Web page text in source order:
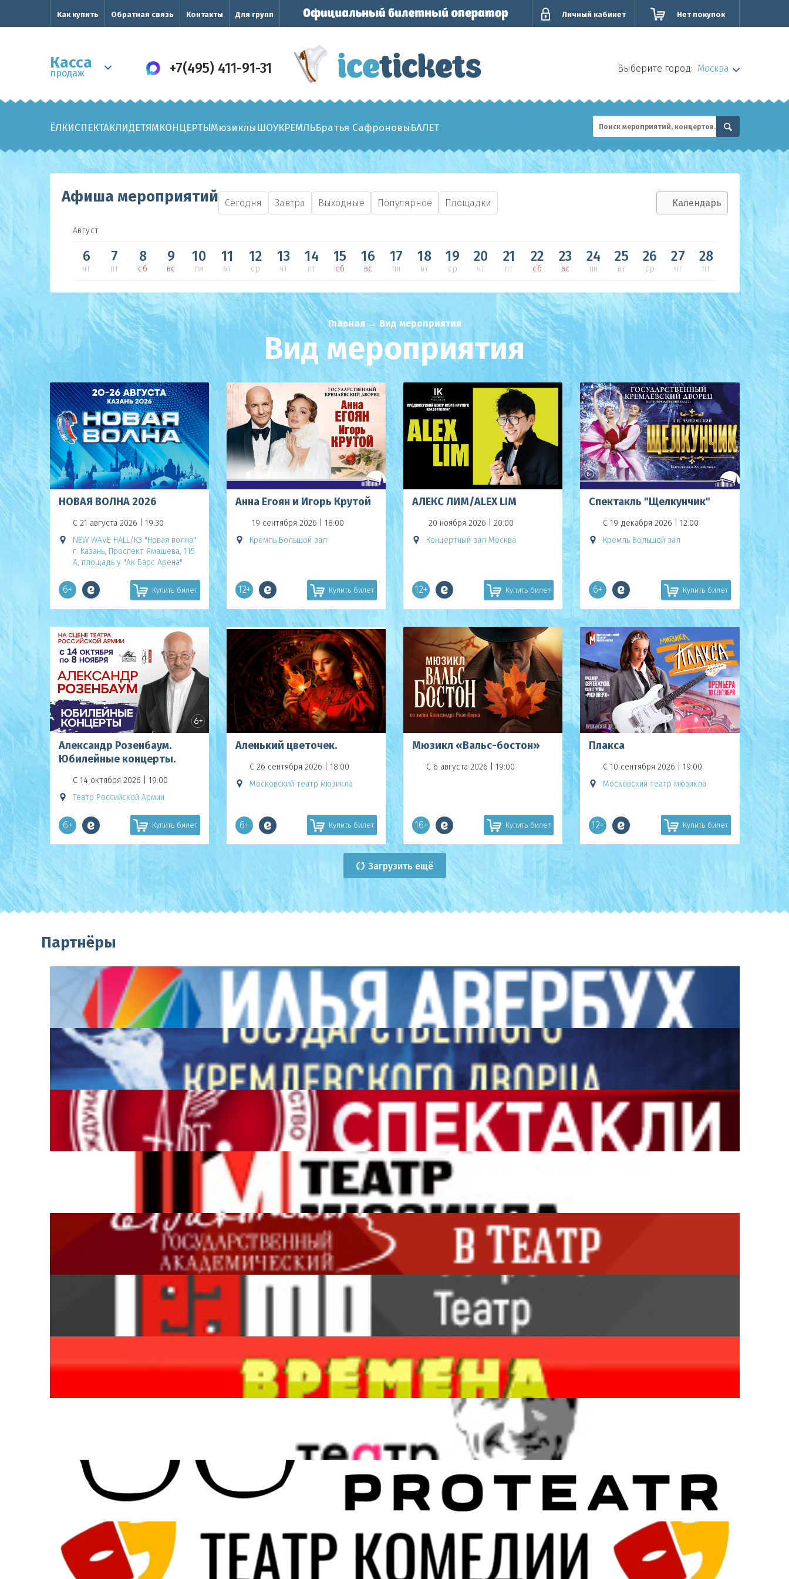
Как купить Обратная связь Контакты Для групп Личный кабинет Нет покупок
Касса
продаж +7(495) 411-91-31 Выберите город: Москва
ЁЛКИСПЕКТАКЛИДЕТЯМКОНЦЕРТЫМюзиклыШОУКРЕМЛЬБратья СафроновыБАЛЕТ
Афиша мероприятий Сегодня Завтра Выходные Популярное Площадки Календарь
Август
6
чт
7
пт
8
сб
9
вс
10
пн
11
вт
12
ср
13
чт
14
пт
15
сб
16
вс
17
пн
18
вт
19
ср
20
чт
21
пт
22
сб
23
вс
24
пн
25
вт
26
ср
27
чт
28
пт
30
Главная → Вид мероприятия
Вид мероприятия
НОВАЯ ВОЛНА 2026
С 21 августа 2026 | 19:30
NEW WAVE HALL/КЗ "Новая волна"
г. Казань, Проспект Ямашева, 115
А, площадь у "Ак Барс Арена"
6+ Купить билет
Анна Егоян и Игорь Крутой
19 сентября 2026 | 18:00
Кремль Большой зал
12+ Купить билет
АЛЕКС ЛИМ/ALEX LIM
20 ноября 2026 | 20:00
Концертный зал Москва
12+ Купить билет
Спектакль "Щелкунчик"
С 19 декабря 2026 | 12:00
Кремль Большой зал
6+ Купить билет
Александр Розенбаум.
Юбилейные концерты.
С 14 октября 2026 | 19:00
Театр Российской Армии
6+ Купить билет
Аленький цветочек.
С 26 сентября 2026 | 18:00
Московский театр мюзикла
6+ Купить билет
Мюзикл «Вальс-бостон»
С 6 августа 2026 | 19:00
16+ Купить билет
Плакса
С 10 сентября 2026 | 19:00
Московский театр мюзикла
12+ Купить билет
Загрузить ещё
Партнёры